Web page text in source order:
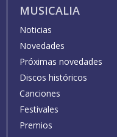
MUSICALIA
Noticias
Novedades
Próximas novedades
Discos históricos
Canciones
Festivales
Premios